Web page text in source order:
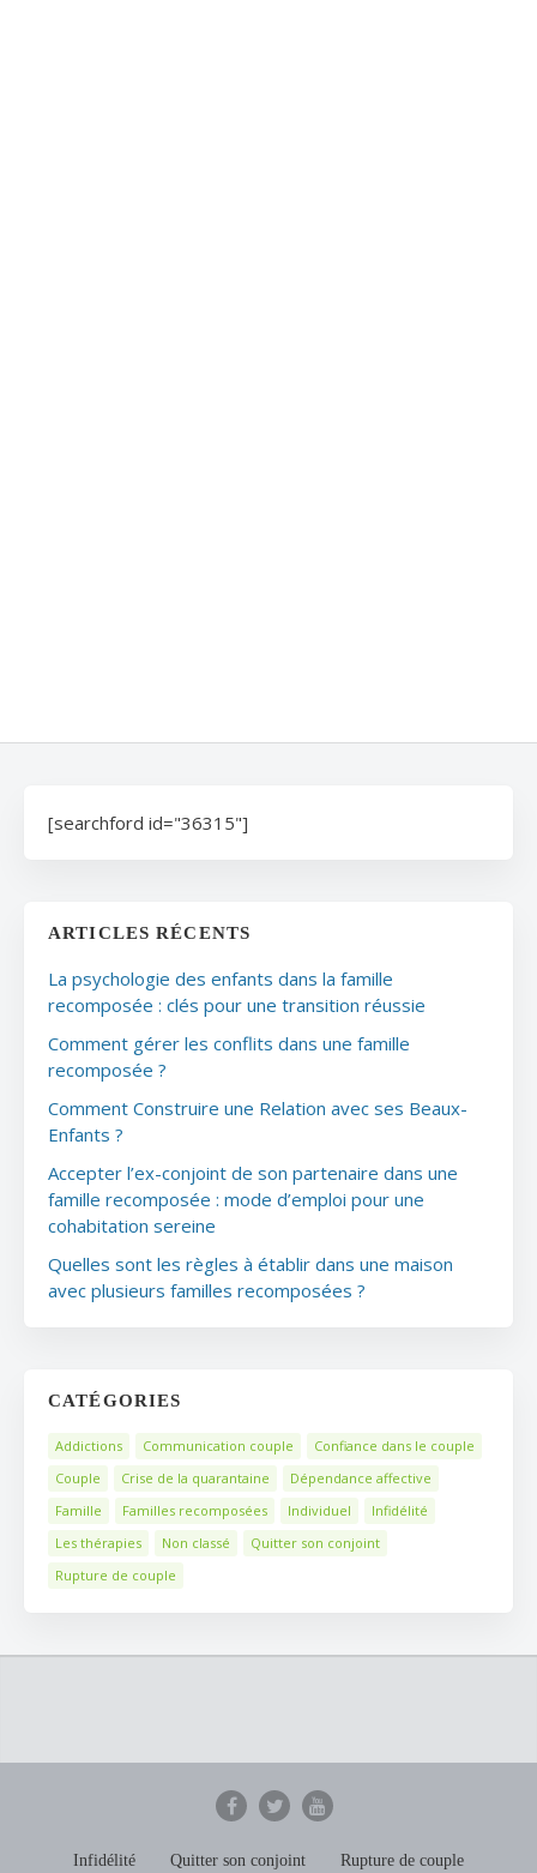
[searchford id="36315"]
ARTICLES RÉCENTS
La psychologie des enfants dans la famille
recomposée : clés pour une transition réussie
Comment gérer les conflits dans une famille
recomposée ?
Comment Construire une Relation avec ses Beaux-
Enfants ?
Accepter l’ex-conjoint de son partenaire dans une
famille recomposée : mode d’emploi pour une
cohabitation sereine
Quelles sont les règles à établir dans une maison
avec plusieurs familles recomposées ?
CATÉGORIES
Addictions Communication couple
Confiance dans le couple
Couple
Crise de la quarantaine
Dépendance affective
Famille
Familles recomposées Individuel
Infidélité
Les thérapies
Non classé
Quitter son conjoint
Rupture de couple
Infidélité Quitter son conjoint Rupture de couple